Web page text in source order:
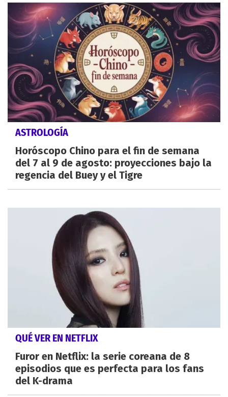
ASTROLOGÍA
Horóscopo Chino para el fin de semana
del 7 al 9 de agosto: proyecciones bajo la
regencia del Buey y el Tigre
QUÉ VER EN NETFLIX
Furor en Netflix: la serie coreana de 8
episodios que es perfecta para los fans
del K-drama